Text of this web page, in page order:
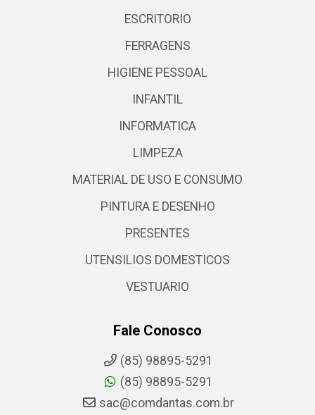
ESCRITORIO
FERRAGENS
HIGIENE PESSOAL
INFANTIL
INFORMATICA
LIMPEZA
MATERIAL DE USO E CONSUMO
PINTURA E DESENHO
PRESENTES
UTENSILIOS DOMESTICOS
VESTUARIO
Fale Conosco
(85) 98895-5291
(85) 98895-5291
sac@comdantas.com.br